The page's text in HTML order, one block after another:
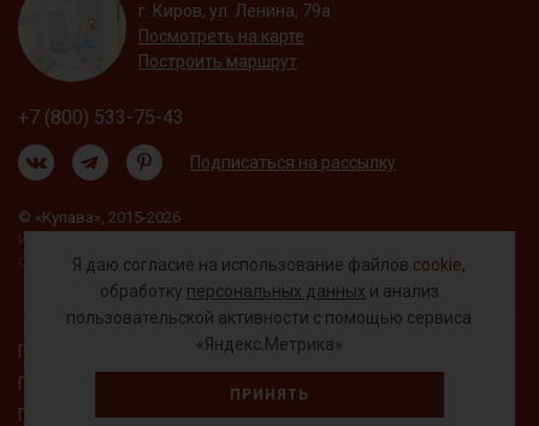
Я даю согласие на использование файлов cookie,
обработку персональных данных и анализ
пользовательской активности с помощью сервиса
«Яндекс.Метрика»
ПРИНЯТЬ
г. Киров, ул. Ленина, 79а
Посмотреть на карте
Построить маршрут
+7 (800) 533-75-43
Подписаться на рассылку
© «Купава», 2015-2026
офертой.
Правовая информация
Политика обработки персональных данных
Пользовательское соглашение